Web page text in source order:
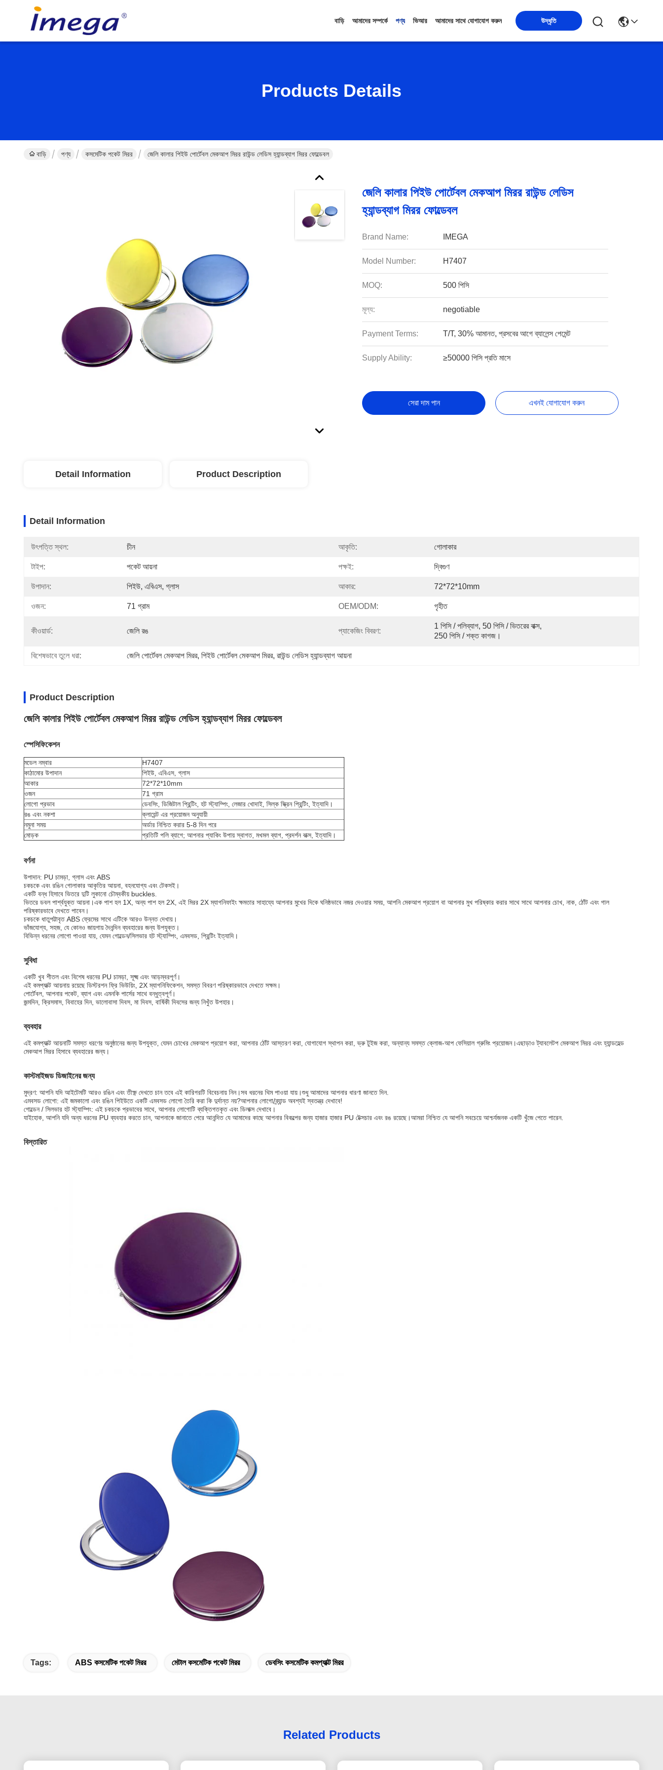
বাড়ি আমাদের সম্পর্কে পণ্য ভিআর আমাদের সাথে যোগাযোগ করুন উদ্ধৃতি
Products Details
বাড়ি পণ্য কসমেটিক পকেট মিরর জেলি কালার পিইউ পোর্টেবল মেকআপ মিরর রাউন্ড লেডিস হ্যান্ডব্যাগ মিরর ফোল্ডেবল
জেলি কালার পিইউ পোর্টেবল মেকআপ মিরর রাউন্ড লেডিস
হ্যান্ডব্যাগ মিরর ফোল্ডেবল
Brand Name: IMEGA
Model Number: H7407
MOQ: 500 পিসি
মূল্য: negotiable
Payment Terms: T/T, 30% আমানত, প্রসবের আগে ব্যালেন্স পেমেন্ট
Supply Ability: ≥50000 পিসি প্রতি মাসে
সেরা দাম পান এখনই যোগাযোগ করুন
Detail Information Product Description
Detail Information
উৎপত্তি স্থল: চীন আকৃতি: গোলাকার
টাইপ: পকেট আয়না পক্ষই: দ্বিগুণ
উপাদান: পিইউ, এবিএস, গ্লাস আকার: 72*72*10mm
ওজন: 71 গ্রাম OEM/ODM: গৃহীত
কীওয়ার্ড: জেলি রঙ প্যাকেজিং বিবরণ:
1 পিসি / পলিব্যাগ, 50 পিসি / ভিতরের বাক্স,
250 পিসি / শক্ত কাগজ।
বিশেষভাবে তুলে ধরা: জেলি পোর্টেবল মেকআপ মিরর, পিইউ পোর্টেবল মেকআপ মিরর, রাউন্ড লেডিস হ্যান্ডব্যাগ আয়না
Product Description
জেলি কালার পিইউ পোর্টেবল মেকআপ মিরর রাউন্ড লেডিস হ্যান্ডব্যাগ মিরর ফোল্ডেবল
স্পেসিফিকেশন
মডেল নম্বার
H7407
কাঠামোর উপাদান
পিইউ, এবিএস, গ্লাস
আকার
72*72*10mm
ওজন
71 গ্রাম
লোগো প্রভাব
ডেবসিং, ডিজিটাল প্রিন্টিং, হট স্ট্যাম্পিং, লেজার খোদাই, সিল্ক স্ক্রিন প্রিন্টিং, ইত্যাদি।
রঙ এবং নকশা
ক্লায়েন্ট এর প্রয়োজন অনুযায়ী
নমুনা সময়
অর্ডার নিশ্চিত করার 5-8 দিন পরে
মোড়ক
প্রতিটি পলি ব্যাগে; আপনার প্যাকিং উপায় স্বাগত, মখমল ব্যাগ, প্রদর্শন বাক্স, ইত্যাদি।
বর্ণনা
উপাদান: PU চামড়া, গ্লাস এবং ABS
চকচকে এবং রঙিন গোলাকার আকৃতির আয়না, বহনযোগ্য এবং টেকসই।
একটি বন্ধ হিসাবে ভিতরে দুটি লুকানো চৌম্বকীয় buckles.
ভিতরে ডবল পার্শ্বযুক্ত আয়না।এক পাশ হল 1X, অন্য পাশ হল 2X, এই মিরর 2X ম্যাগনিফাইং ক্ষমতার সাহায্যে আপনার মুখের দিকে ঘনিষ্ঠভাবে নজর দেওয়ার সময়, আপনি মেকআপ প্রয়োগ বা আপনার মুখ পরিষ্কার করার সাথে সাথে আপনার চোখ, নাক, ঠোঁট এবং গাল
পরিষ্কারভাবে দেখতে পাবেন।
চকচকে ধাতুপট্টাবৃত ABS ফ্রেমের সাথে এটিকে আরও উন্নত দেখায়।
ভাঁজযোগ্য, সহজ, যে কোনও জায়গায় দৈনন্দিন ব্যবহারের জন্য উপযুক্ত।
বিভিন্ন ধরনের লোগো পাওয়া যায়, যেমন গোল্ডেন/সিলভার হট স্ট্যাম্পিং, এমবসড, প্রিন্টিং ইত্যাদি।
সুবিধা
একটি খুব শীতল এবং বিশেষ ধরনের PU চামড়া, সূক্ষ্ম এবং আড়ম্বরপূর্ণ।
এই কমপ্যাক্ট আয়নায় রয়েছে ডিস্টরশন ফ্রি ভিউয়িং, 2X ম্যাগনিফিকেশন, সমস্ত বিবরণ পরিষ্কারভাবে দেখতে সক্ষম।
পোর্টেবল, আপনার পকেট, ব্যাগ এবং এমনকি পার্সের সাথে বন্ধুত্বপূর্ণ।
জন্মদিন, ক্রিসমাস, বিবাহের দিন, ভালোবাসা দিবস, মা দিবস, বার্ষিকী দিবসের জন্য নিখুঁত উপহার।
ব্যবহার
এই কমপ্যাক্ট আয়নাটি সমস্ত ধরণের অনুষ্ঠানের জন্য উপযুক্ত, যেমন চোখের মেকআপ প্রয়োগ করা, আপনার ঠোঁট আস্তরণ করা, যোগাযোগ স্থাপন করা, ভ্রু টুইজ করা, অন্যান্য সমস্ত ক্লোজ-আপ ফেসিয়াল গ্রুমিং প্রয়োজন।এছাড়াও ট্যাবলেটপ মেকআপ মিরর এবং হ্যান্ডহেল্ড
মেকআপ মিরর হিসাবে ব্যবহারের জন্য।
কাস্টমাইজড ডিজাইনের জন্য
মুদ্রণ: আপনি যদি আইটেমটি আরও রঙিন এবং তীক্ষ্ণ দেখতে চান তবে এই কারিগরটি বিবেচনায় নিন।সব ধরনের থিম পাওয়া যায়।শুধু আমাদের আপনার ধারণা জানতে দিন.
এমবসড লোগো: এই জমকালো এবং রঙিন পিইউতে একটি এমবসড লোগো তৈরি করা কি দুর্দান্ত নয়?আপনার লোগো/ব্র্যান্ড অবশ্যই স্বতন্ত্র দেখাবে!
গোল্ডেন / সিলভার হট স্ট্যাম্পিং: এই চকচকে প্রভাবের সাথে, আপনার লোগোটি ব্যক্তিগতকৃত এবং ডিলাক্স দেখাবে।
যাইহোক, আপনি যদি অন্য ধরনের PU ব্যবহার করতে চান, আপনাকে জানাতে পেরে আনন্দিত যে আমাদের কাছে আপনার বিকল্পের জন্য হাজার হাজার PU টেক্সচার এবং রঙ রয়েছে।আমরা নিশ্চিত যে আপনি সবচেয়ে আশ্চর্যজনক একটি খুঁজে পেতে পারেন.
বিস্তারিত
Tags: ABS কসমেটিক পকেট মিরর মেটাল কসমেটিক পকেট মিরর ডেবসিং কসমেটিক কমপ্যাক্ট মিরর
Related Products